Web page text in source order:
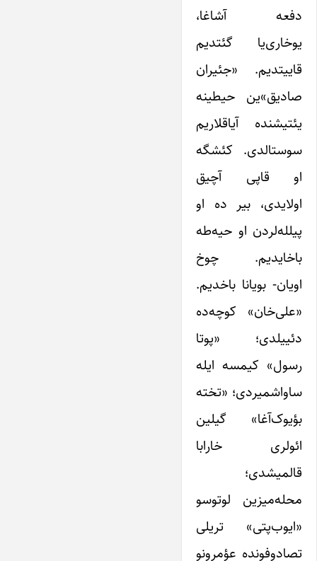
دفعه آشاغا،
یوخاری‌یا گئتدیم
قاییتدیم. «جئیران
صادیق»‌ین حیطینه
یئتیشنده آیاقلاریم
سوستالدی. کئشگه
او قاپی آچیق
اولایدی، بیر ده او
پیلله‌لردن او حیه‌طه
باخایدیم. چوخ
اویان- بویانا باخدیم.
«علی‌خان» کوچه‌ده
دئییلدی؛ «پوتا
رسول» کیمسه ایله
ساواشمیردی؛ «تخته
بؤیوک‌آغا» گیلین
ائولری خارابا
قالمیشدی؛
محله‌میزین لوتوسو
«ایوب‌پتی» تریلی
تصادوفونده عؤمرونو